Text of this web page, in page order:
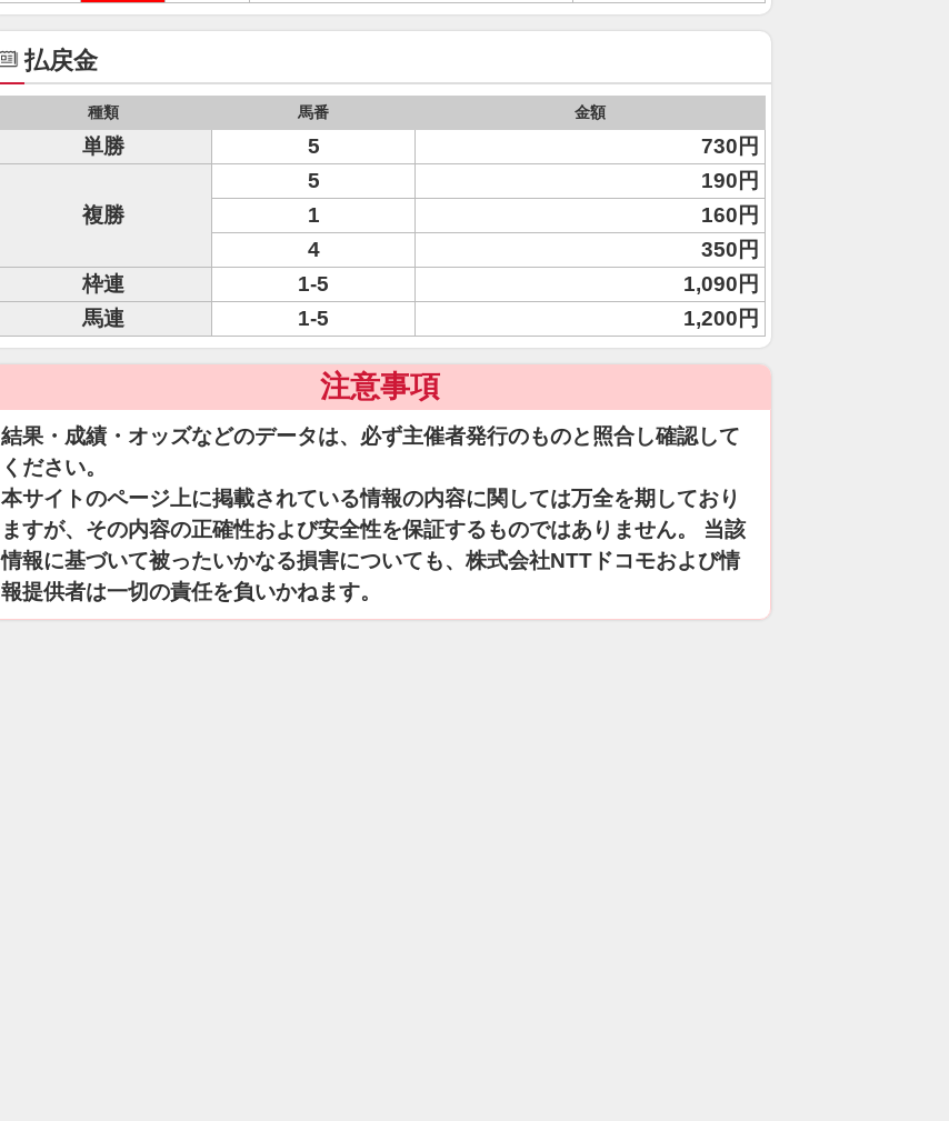
払戻金
種類 馬番 金額
単勝 5 730円
複勝
5
190円
1
160円
4
350円
枠連
1-5
1,090円
馬連
1-5 1,200円
注意事項
結果・成績・オッズなどのデータは、必ず主催者発行のものと照合し確認して
ください。
本サイトのページ上に掲載されている情報の内容に関しては万全を期しており
ますが、その内容の正確性および安全性を保証するものではありません。 当該
情報に基づいて被ったいかなる損害についても、株式会社NTTドコモおよび情
報提供者は一切の責任を負いかねます。